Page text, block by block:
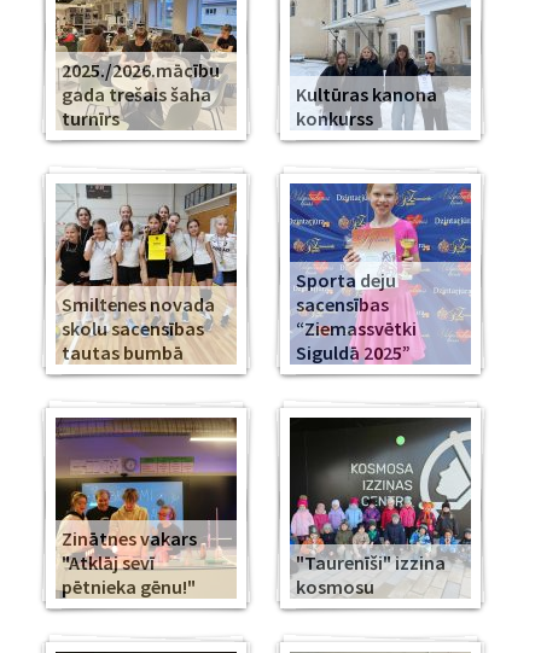
2025./2026.mācību
gada trešais šaha
turnīrs
Kultūras kanona
konkurss
Smiltenes novada
skolu sacensības
tautas bumbā
Sporta deju
sacensības
“Ziemassvētki
Siguldā 2025”
Zinātnes vakars
"Atklāj sevī
pētnieka gēnu!"
"Taurenīši" izzina
kosmosu